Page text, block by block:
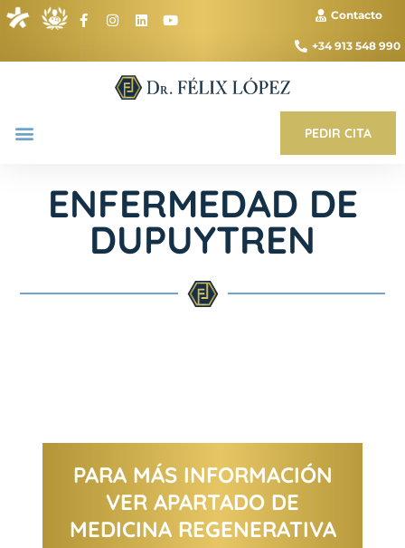
Contacto
+34 913 548 990
PEDIR CITA
ENFERMEDAD DE
DUPUYTREN
PARA MÁS INFORMACIÓN
VER APARTADO DE
MEDICINA REGENERATIVA